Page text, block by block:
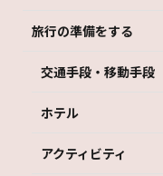
旅行の準備をする
交通手段・移動手段
ホテル
アクティビティ